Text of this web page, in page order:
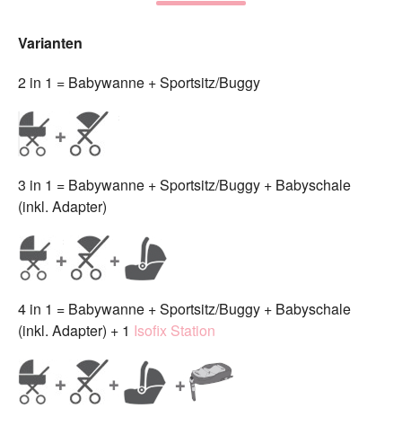
Varianten
2 in 1 = Babywanne + Sportsitz/Buggy
3 in 1 = Babywanne + Sportsitz/Buggy + Babyschale
(inkl. Adapter)
4 in 1 = Babywanne + Sportsitz/Buggy + Babyschale
(inkl. Adapter) + 1 Isofix Station